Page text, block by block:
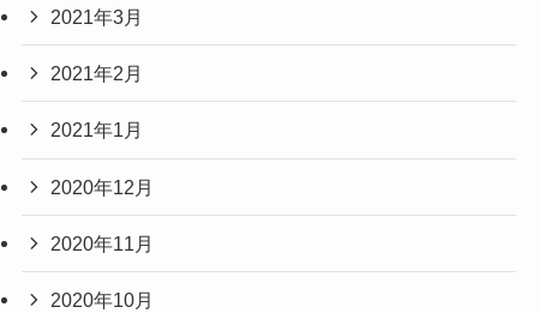
2021年3月
2021年2月
2021年1月
2020年12月
2020年11月
2020年10月